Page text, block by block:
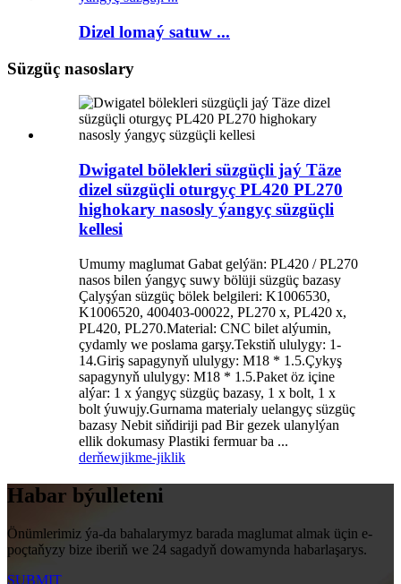
Dizel lomaý satuw ...
Süzgüç nasoslary
Dwigatel bölekleri süzgüçli jaý Täze
dizel süzgüçli oturgyç PL420 PL270
highokary nasosly ýangyç süzgüçli
kellesi
Umumy maglumat Gabat gelýän: PL420 / PL270
nasos bilen ýangyç suwy bölüji süzgüç bazasy
Çalyşýan süzgüç bölek belgileri: K1006530,
K1006520, 400403-00022, PL270 x, PL420 x,
PL420, PL270.Material: CNC bilet alýumin,
çydamly we poslama garşy.Tekstiň ululygy: 1-
14.Giriş sapagynyň ululygy: M18 * 1.5.Çykyş
sapagynyň ululygy: M18 * 1.5.Paket öz içine
alýar: 1 x ýangyç süzgüç bazasy, 1 x bolt, 1 x
bolt ýuwujy.Gurnama materialy uelangyç süzgüç
bazasy Nebit siňdiriji pad Bir gezek ulanylýan
ellik dokumasy Plastiki fermuar ba ...
derňewjikme-jiklik
Habar býulleteni
Önümlerimiz ýa-da bahalarymyz barada maglumat almak üçin e-
poçtaňyzy bize iberiň we 24 sagadyň dowamynda habarlaşarys.
SUBMIT